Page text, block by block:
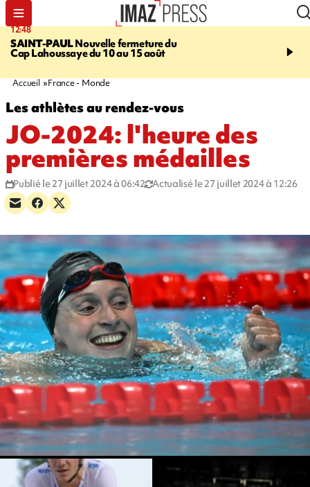
12:48
SAINT-PAULNouvelle fermeture du
Cap Lahoussaye du 10 au 15 août
14:23
massif de migrants, la
Accueil France - Monde
Les athlètes au rendez-vous
JO-2024: l'heure des
premières médailles
Publié le 27 juillet 2024 à 06:42 Actualisé le 27 juillet 2024 à 12:26